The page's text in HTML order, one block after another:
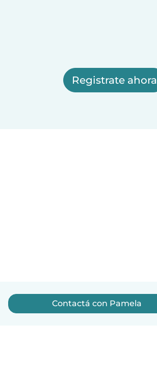
Registrate ahora
Contactá con Pamela